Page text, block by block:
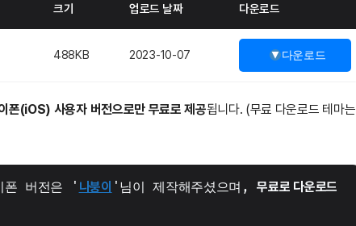
크기 업로드 날짜 다운로드
488KB 2023-10-07 다운로드
폰(iOS) 사용자 버전으로만 무료로 제공됩니다. (무료 다운로드 테마는
폰 버전은 ' 나붕이 '님이 제작해주셨으며, 무료로 다운로드